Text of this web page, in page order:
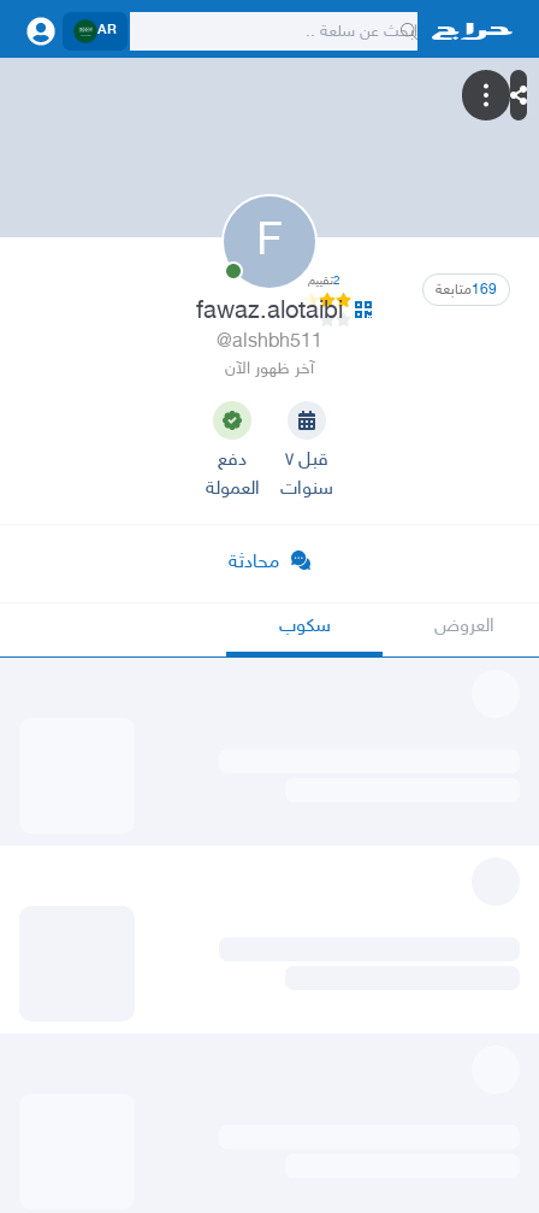
AR
F
169متابعة 2تقييم
fawaz.alotaibi
@alshbh511
آخر ظهور الآن
قبل ٧
سنوات
دفع
العمولة
محادثة
العروض سكوب